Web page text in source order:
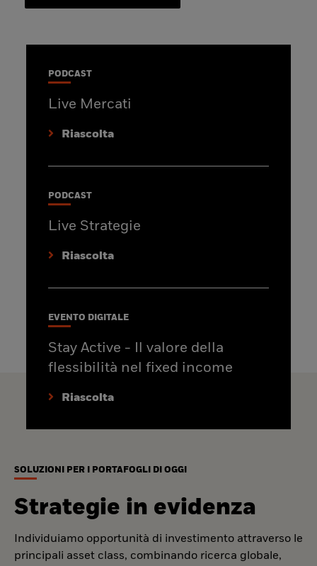
PODCAST
Live Mercati
Riascolta
PODCAST
Live Strategie
Riascolta
EVENTO DIGITALE
Stay Active - Il valore della
flessibilità nel fixed income
Riascolta
SOLUZIONI PER I PORTAFOGLI DI OGGI
Strategie in evidenza
Individuiamo opportunità di investimento attraverso le
principali asset class, combinando ricerca globale,